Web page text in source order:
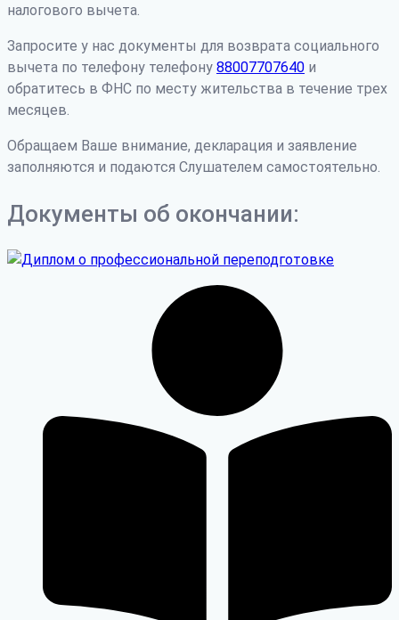
налогового вычета.
Запросите у нас документы для возврата социального
вычета по телефону телефону 88007707640 и
обратитесь в ФНС по месту жительства в течение трех
месяцев.
Обращаем Ваше внимание, декларация и заявление
заполняются и подаются Слушателем самостоятельно.
Документы об окончании: